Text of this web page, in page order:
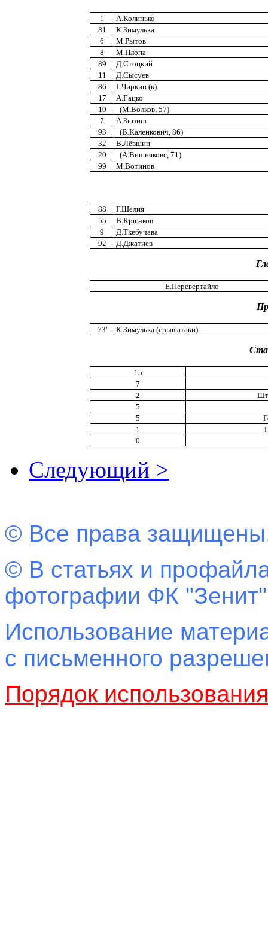
1
А.Колинько
81
К.Зимулька
6
М.Рытов
8
М.Плопа
89
Д.Стоцкий
11
Д.Сысуев
86
Г.Чиркин (к)
17
А.Гацко
10
(М.Волков, 57)
7
А.Зюзинс
93
(В.Каленкович, 86)
32
В.Лёвшин
20
(А.Вишняковс, 71)
99
М.Вотинов
88
Г.Шелия
55
В.Крючков
9
Д.Ткебучава
92
Д.Джатиев
Е.Перевертайло
73' К.Зимулька (срыв атаки)
15
7
2
5
5
1
0
Следующий >
© Все права
© В статьях и
фотографии ФК
Использование
с письменного
Порядок